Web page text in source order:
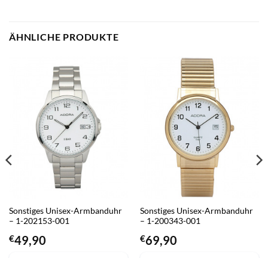
ÄHNLICHE PRODUKTE
Sonstiges Unisex-Armbanduhr
– 1-202153-001
€49,90
Sonstiges Unisex-Armbanduhr
– 1-200343-001
€69,90